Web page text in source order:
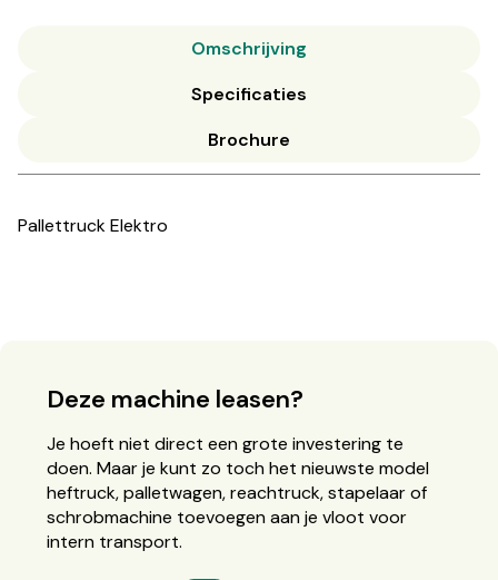
Omschrijving
Specificaties
Brochure
Pallettruck Elektro
Deze machine leasen?
Je hoeft niet direct een grote investering te
doen. Maar je kunt zo toch het nieuwste model
heftruck, palletwagen, reachtruck, stapelaar of
schrobmachine toevoegen aan je vloot voor
intern transport.